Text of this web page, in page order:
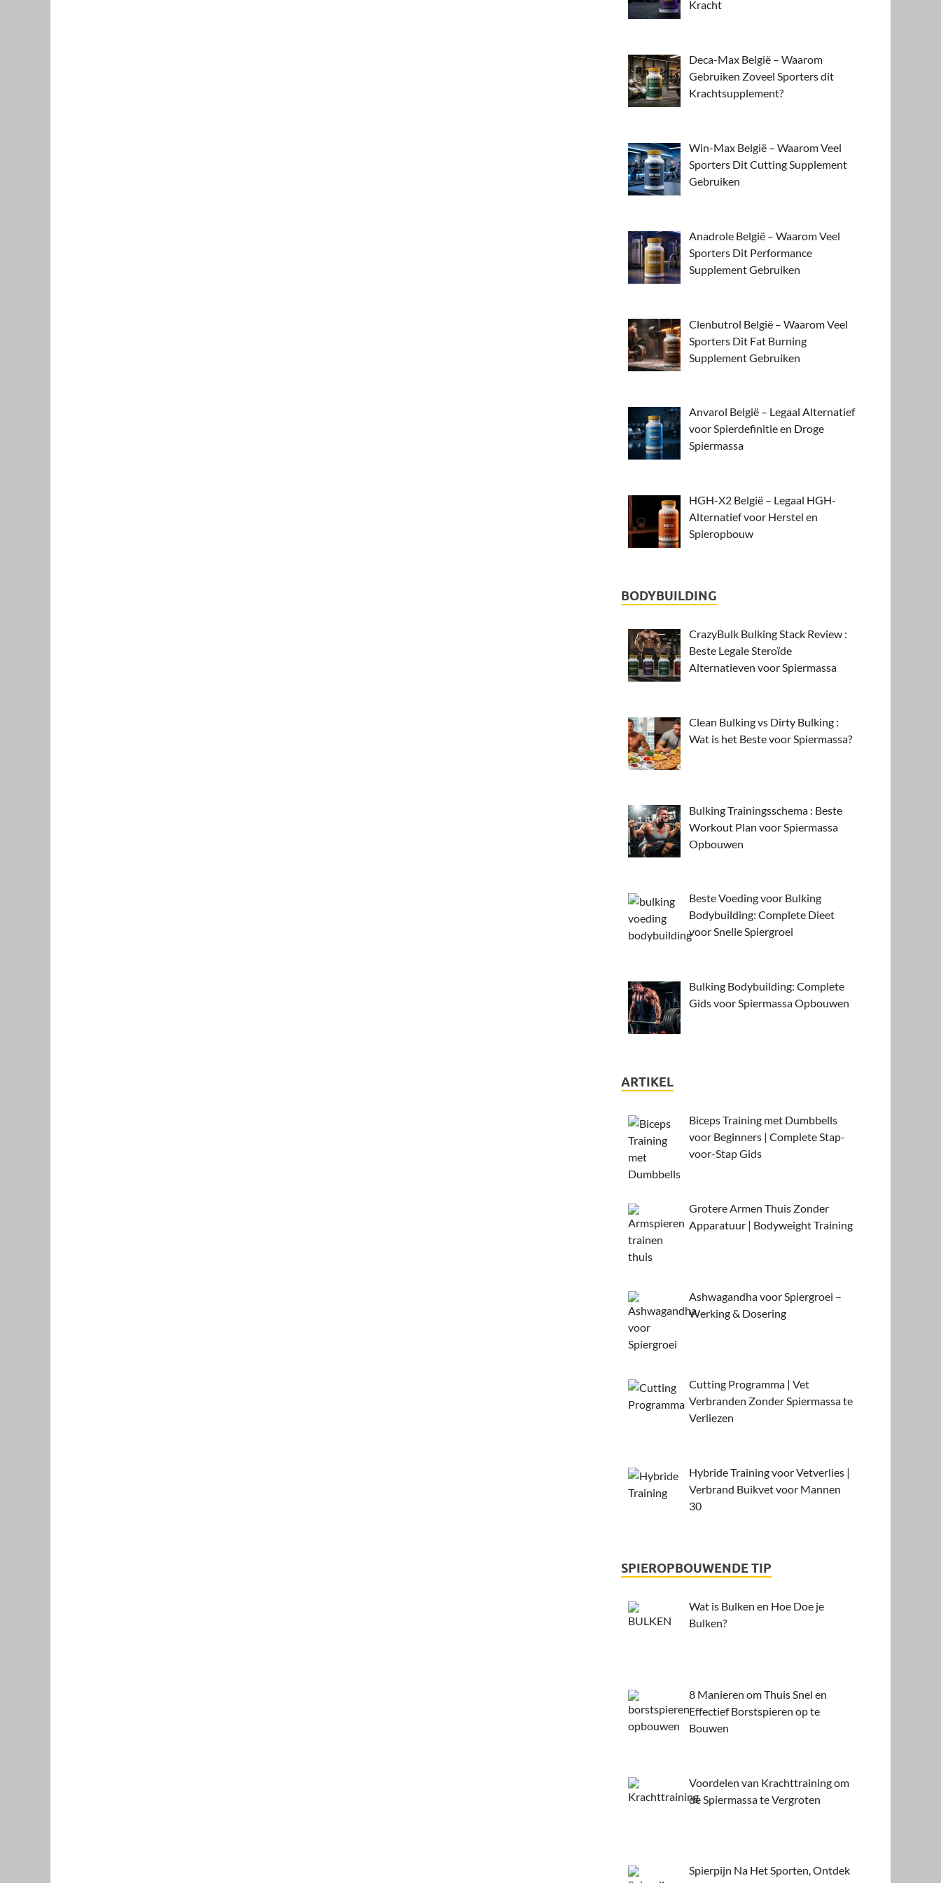
Kracht
Deca-Max België – Waarom
Gebruiken Zoveel Sporters dit
Krachtsupplement?
Win-Max België – Waarom Veel
Sporters Dit Cutting Supplement
Gebruiken
Anadrole België – Waarom Veel
Sporters Dit Performance
Supplement Gebruiken
Clenbutrol België – Waarom Veel
Sporters Dit Fat Burning
Supplement Gebruiken
Anvarol België – Legaal Alternatief
voor Spierdefinitie en Droge
Spiermassa
HGH-X2 België – Legaal HGH-
Alternatief voor Herstel en
Spieropbouw
BODYBUILDING
CrazyBulk Bulking Stack Review :
Beste Legale Steroïde
Alternatieven voor Spiermassa
Clean Bulking vs Dirty Bulking :
Wat is het Beste voor Spiermassa?
Bulking Trainingsschema : Beste
Workout Plan voor Spiermassa
Opbouwen
Beste Voeding voor Bulking
Bodybuilding: Complete Dieet
voor Snelle Spiergroei
Bulking Bodybuilding: Complete
Gids voor Spiermassa Opbouwen
ARTIKEL
Biceps Training met Dumbbells
voor Beginners | Complete Stap-
voor-Stap Gids
Grotere Armen Thuis Zonder
Apparatuur | Bodyweight Training
Ashwagandha voor Spiergroei –
Werking & Dosering
Cutting Programma | Vet
Verbranden Zonder Spiermassa te
Verliezen
Hybride Training voor Vetverlies |
Verbrand Buikvet voor Mannen
30
SPIEROPBOUWENDE TIP
Wat is Bulken en Hoe Doe je
Bulken?
8 Manieren om Thuis Snel en
Effectief Borstspieren op te
Bouwen
Voordelen van Krachttraining om
de Spiermassa te Vergroten
Spierpijn Na Het Sporten, Ontdek